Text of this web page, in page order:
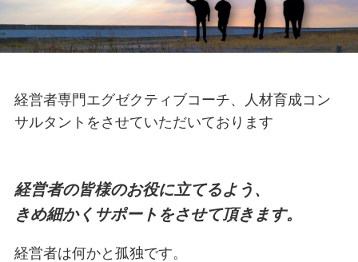
経営者専門エグゼクティブコーチ、人材育成コン
サルタントをさせていただいております
経営者の皆様のお役に立てるよう、
きめ細かくサポートをさせて頂きます。
経営者は何かと孤独です。